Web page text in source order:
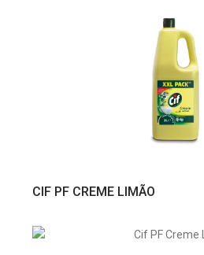
VER PRODUTO
CIF PF CREME LIMÃO